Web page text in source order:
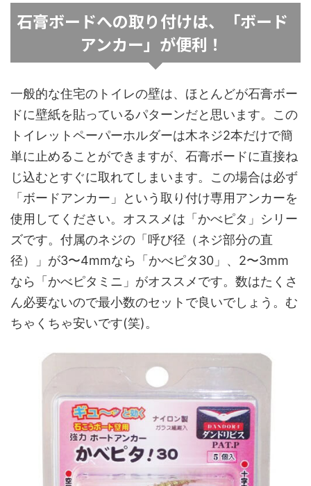
石膏ボードへの取り付けは、「ボード
アンカー」が便利！
一般的な住宅のトイレの壁は、ほとんどが石膏ボー
ドに壁紙を貼っているパターンだと思います。この
トイレットペーパーホルダーは木ネジ2本だけで簡
単に止めることができますが、石膏ボードに直接ね
じ込むとすぐに取れてしまいます。この場合は必ず
「ボードアンカー」という取り付け専用アンカーを
使用してください。オススメは「かべピタ」シリー
ズです。付属のネジの「呼び径（ネジ部分の直
径）」が3〜4mmなら「かべピタ30」、2〜3mm
なら「かべピタミニ」がオススメです。数はたくさ
ん必要ないので最小数のセットで良いでしょう。む
ちゃくちゃ安いです(笑)。